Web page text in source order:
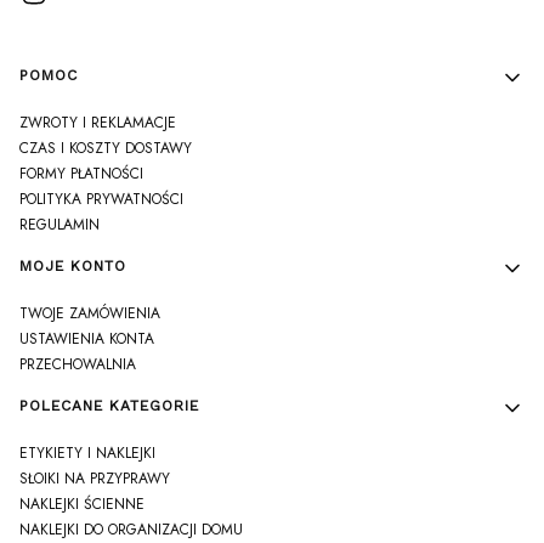
Linki w stopce
POMOC
ZWROTY I REKLAMACJE
CZAS I KOSZTY DOSTAWY
FORMY PŁATNOŚCI
POLITYKA PRYWATNOŚCI
REGULAMIN
MOJE KONTO
TWOJE ZAMÓWIENIA
USTAWIENIA KONTA
PRZECHOWALNIA
POLECANE KATEGORIE
ETYKIETY I NAKLEJKI
SŁOIKI NA PRZYPRAWY
NAKLEJKI ŚCIENNE
NAKLEJKI DO ORGANIZACJI DOMU